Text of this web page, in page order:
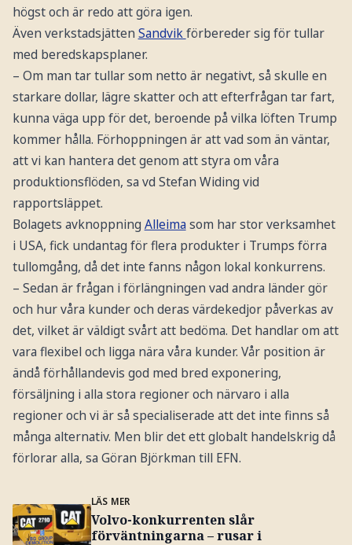
högst och är redo att göra igen.
Även verkstadsjätten Sandvikförbereder sig för tullar
med beredskapsplaner.
– Om man tar tullar som netto är negativt, så skulle en
starkare dollar, lägre skatter och att efterfrågan tar fart,
kunna väga upp för det, beroende på vilka löften Trump
kommer hålla. Förhoppningen är att vad som än väntar,
att vi kan hantera det genom att styra om våra
produktionsflöden, sa vd Stefan Widing vid
rapportsläppet.
Bolagets avknoppning Alleimasom har stor verksamhet
i USA, fick undantag för flera produkter i Trumps förra
tullomgång, då det inte fanns någon lokal konkurrens.
– Sedan är frågan i förlängningen vad andra länder gör
och hur våra kunder och deras värdekedjor påverkas av
det, vilket är väldigt svårt att bedöma. Det handlar om att
vara flexibel och ligga nära våra kunder. Vår position är
ändå förhållandevis god med bred exponering,
försäljning i alla stora regioner och närvaro i alla
regioner och vi är så specialiserade att det inte finns så
många alternativ. Men blir det ett globalt handelskrig då
förlorar alla, sa Göran Björkman till EFN.
LÄS MER
Volvo-konkurrenten slår
förväntningarna – rusar i